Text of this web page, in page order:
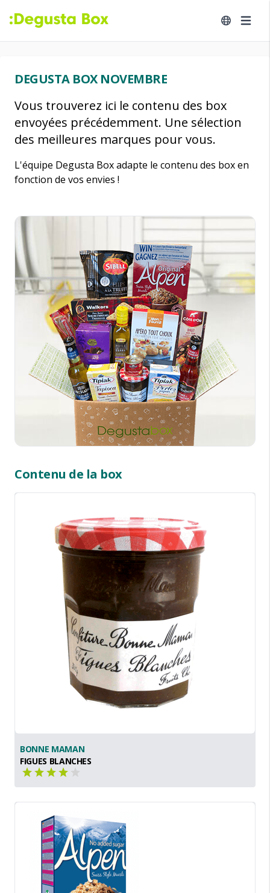
DEGUSTA BOX NOVEMBRE
Vous trouverez ici le contenu des box
envoyées précédemment. Une sélection
des meilleures marques pour vous.
L'équipe Degusta Box adapte le contenu des box en
fonction de vos envies !
Contenu de la box
BONNE MAMAN
FIGUES BLANCHES